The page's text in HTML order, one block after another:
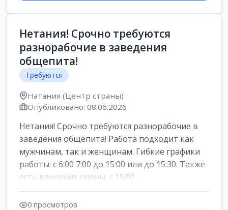
Нетания! Срочно требуются
разнорабочие в заведения
общепита!
Требуются
Натания (Центр страны)
Опубликовано: 08.06.2026
Нетания! Срочно требуются разнорабочие в
заведения общепита! Работа подходит как
мужчинам, так и женщинам. Гибкие графики
работы: с 6:00 7:00 до 15:00 или до 15:30. Также
есть вечерние смены, с 15:00 ...
0 просмотров